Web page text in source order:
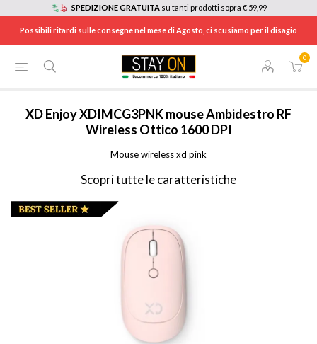
SPEDIZIONE GRATUITA su tanti prodotti sopra € 59,99
Possibili ritardi sulle consegne nel mese di Agosto, ci scusiamo per il disagio
0
HOME INFORMATICA / ACCESSORI INFORMATICA
XD EnjoyXDIMCG3PNK mouse Ambidestro RF
Wireless Ottico 1600 DPI
Mouse wireless xd pink
Scopri tutte le caratteristiche